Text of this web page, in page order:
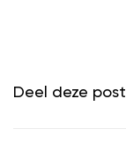
Deel deze